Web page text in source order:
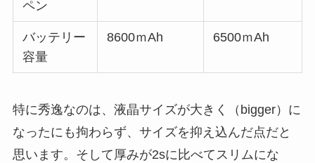
ペン
バッテリー
容量
8600ｍAh 6500ｍAh
特に秀逸なのは、液晶サイズが大きく（bigger）に
なったにも拘わらず、サイズを抑え込んだ点だと
思います。そして厚みが2sに比べてスリムにな